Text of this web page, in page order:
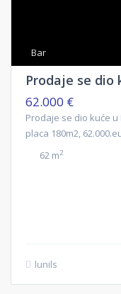
Bar
Prodaje se dio
62.000 €
Prodaje se dio kuće u
placa 180m2,
62 m2
lunils